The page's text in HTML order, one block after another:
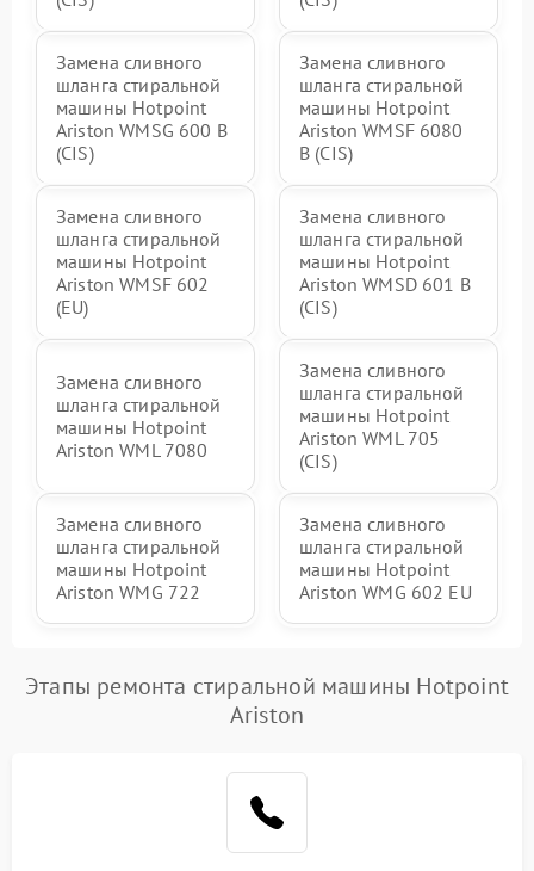
Замена сливного
шланга стиральной
машины Hotpoint
Ariston WMSG 600 B
(CIS)
Замена сливного
шланга стиральной
машины Hotpoint
Ariston WMSF 6080
B (CIS)
Замена сливного
шланга стиральной
машины Hotpoint
Ariston WMSF 602
(EU)
Замена сливного
шланга стиральной
машины Hotpoint
Ariston WMSD 601 B
(CIS)
Замена сливного
шланга стиральной
машины Hotpoint
Ariston WML 7080
Замена сливного
шланга стиральной
машины Hotpoint
Ariston WML 705
(CIS)
Замена сливного
шланга стиральной
машины Hotpoint
Ariston WMG 722
Замена сливного
шланга стиральной
машины Hotpoint
Ariston WMG 602 EU
Этапы ремонта стиральной машины Hotpoint
Ariston